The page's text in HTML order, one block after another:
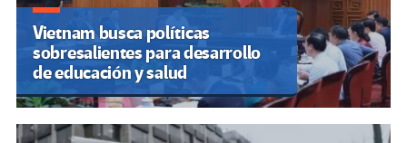
Vietnam busca políticas
sobresalientes para desarrollo
de educación y salud